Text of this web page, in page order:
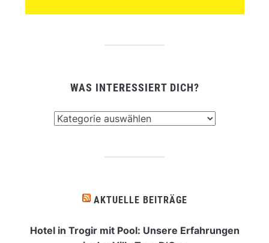
WAS INTERESSIERT DICH?
AKTUELLE BEITRÄGE
Hotel in Trogir mit Pool: Unsere Erfahrungen